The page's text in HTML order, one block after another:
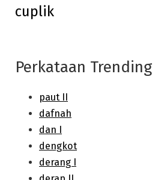
cuplik
Perkataan Trending